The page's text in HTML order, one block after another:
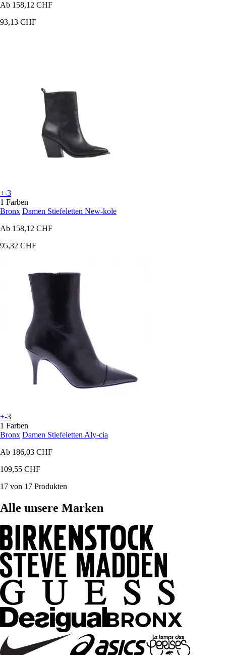
Ab 158,12 CHF
93,13 CHF
+-3
1 Farben
Bronx Damen Stiefeletten New-kole
Ab 158,12 CHF
95,32 CHF
+-3
1 Farben
Bronx Damen Stiefeletten Aly-cia
Ab 186,03 CHF
109,55 CHF
17 von 17 Produkten
Alle unsere Marken